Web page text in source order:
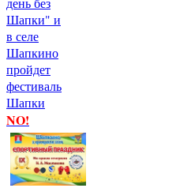
Шапки" и
в селе
Шапкино
пройдет
фестиваль
Шапки
NO!